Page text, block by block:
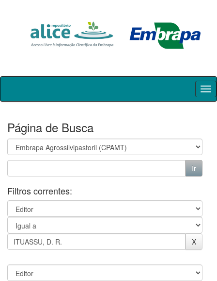
Skip
Página de Busca
Filtros correntes: